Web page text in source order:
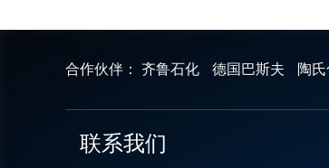
合作伙伴： 齐鲁石化 德国巴斯夫 陶
联系我们